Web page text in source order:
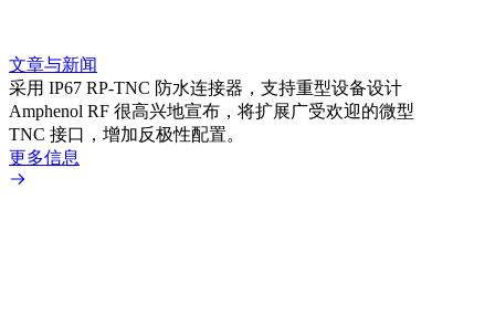
文章与新闻
采用 IP67 RP-TNC 防水连接器，支持重型设备设计
Amphenol RF 很高兴地宣布，将扩展广受欢迎的微型
TNC 接口，增加反极性配置。
更多信息